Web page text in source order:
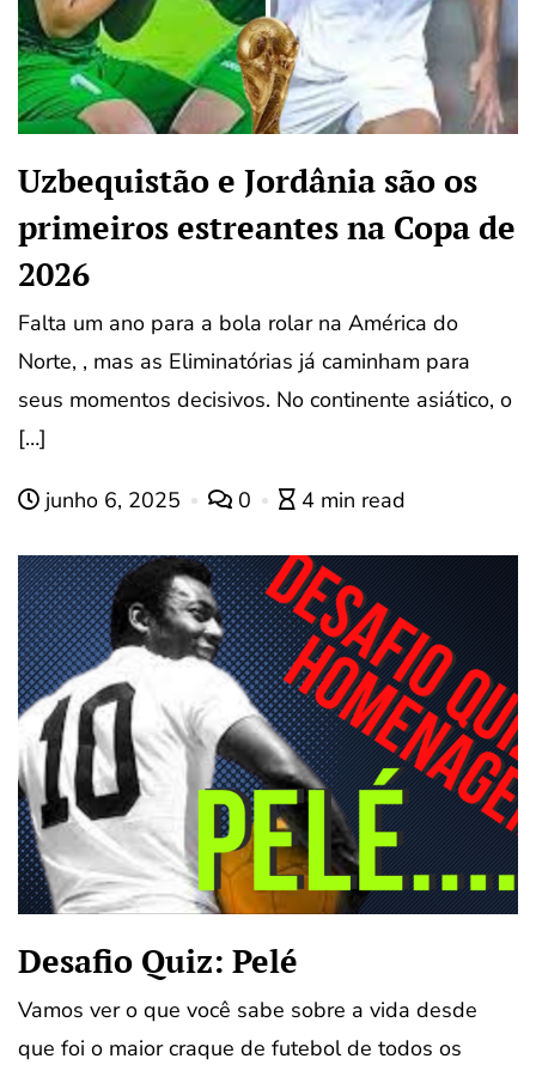
Uzbequistão e Jordânia são os
primeiros estreantes na Copa de
2026
Falta um ano para a bola rolar na América do
Norte, , mas as Eliminatórias já caminham para
seus momentos decisivos. No continente asiático, o
[…]
junho 6, 2025 0 4 min read
Desafio Quiz: Pelé
Vamos ver o que você sabe sobre a vida desde
que foi o maior craque de futebol de todos os